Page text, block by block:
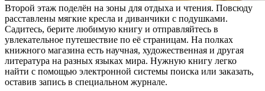
Второй этаж поделён на зоны для отдыха и чтения. Повсюду
расставлены мягкие кресла и диванчики с подушками.
Садитесь, берите любимую книгу и отправляйтесь в
увлекательное путешествие по её страницам. На полках
книжного магазина есть научная, художественная и другая
литература на разных языках мира. Нужную книгу легко
найти с помощью электронной системы поиска или заказать,
оставив запись в специальном журнале.